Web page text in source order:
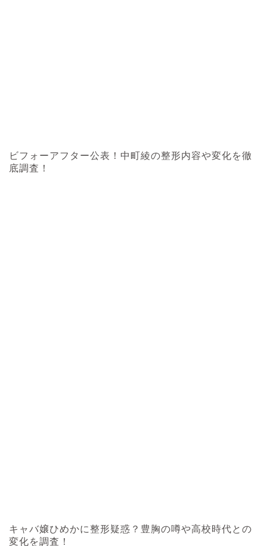
ビフォーアフター公表！中町綾の整形内容や変化を徹
底調査！
キャバ嬢ひめかに整形疑惑？豊胸の噂や高校時代との
変化を調査！